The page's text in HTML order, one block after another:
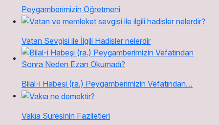
Peygamberimizin Öğretmeni
Vatan Sevgisi ile İlgili Hadisler nelerdir
Bilal-i Habeşi (ra.) Peygamberimizin Vefatından…
Vakıa Suresinin Faziletleri